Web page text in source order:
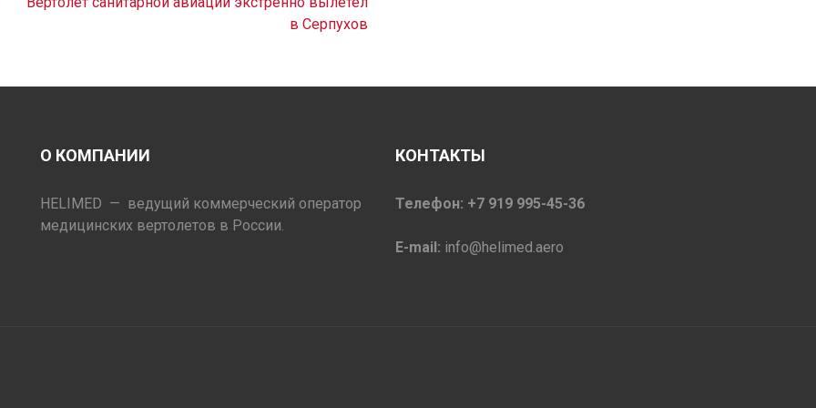
в Серпухов
О КОМПАНИИ
HELIMED — ведущий коммерческий оператор
медицинских вертолетов в России.
КОНТАКТЫ
Телефон: +7 919 995-45-36
E-mail: info@helimed.aero